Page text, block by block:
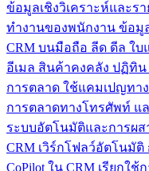
ข้อมูลเชิงวิเคราะห์และร
ทำงานของพนักงาน ข้อมู
CRM บนมือถือ ลีด ดีล ใบ
อีเมล สินค้าคงคลัง ปฏิทิ
การตลาด ใช้แคมเปญทา
การตลาดทางโทรศัพท์ แ
ระบบอัตโนมัติและการผส
CRM เวิร์กโฟลว์อัตโนมั
CoPilot ใน CRM เรียกใช้